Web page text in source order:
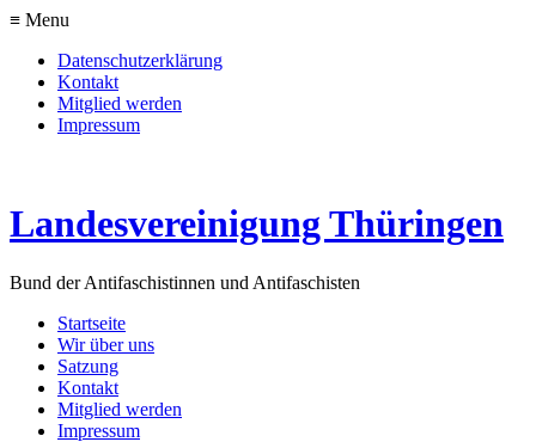
≡ Menu
Datenschutzerklärung
Kontakt
Mitglied werden
Impressum
Landesvereinigung Thüringen
Bund der Antifaschistinnen und Antifaschisten
Startseite
Wir über uns
Satzung
Kontakt
Mitglied werden
Impressum